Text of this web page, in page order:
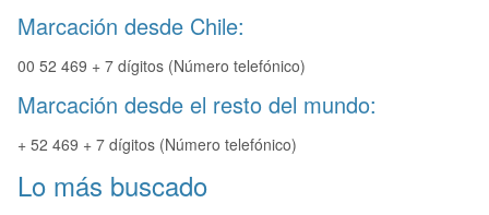
Marcación desde Chile:
00 52 469 + 7 dígitos (Número telefónico)
Marcación desde el resto del mundo:
+ 52 469 + 7 dígitos (Número telefónico)
Lo más buscado